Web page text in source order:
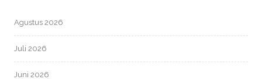
Agustus 2026
Juli 2026
Juni 2026